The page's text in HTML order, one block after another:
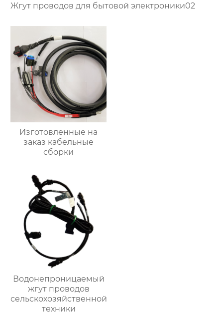
Жгут проводов для бытовой электроники02
Изготовленные на
заказ кабельные
сборки
Водонепроницаемый
жгут проводов
сельскохозяйственной
техники